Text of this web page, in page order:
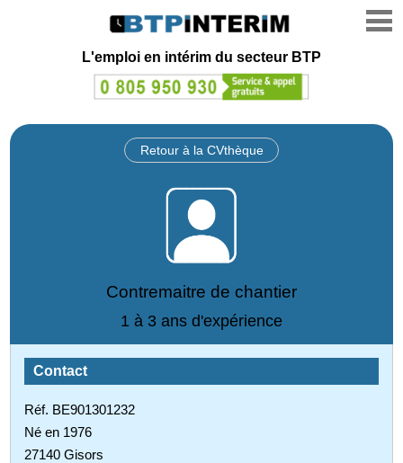
L'emploi en intérim du secteur BTP
Retour à la CVthèque
Contremaitre de chantier
1 à 3 ans d'expérience
Contact
Réf. BE901301232
Né en 1976
27140 Gisors